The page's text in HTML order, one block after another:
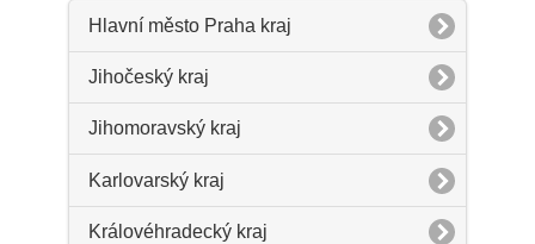
Hlavní město Praha kraj
Jihočeský kraj
Jihomoravský kraj
Karlovarský kraj
Královéhradecký kraj